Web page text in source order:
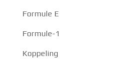
Formule E
Formule-1
Koppeling